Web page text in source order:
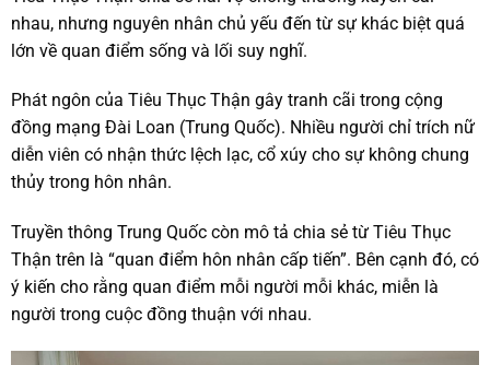
nhau, nhưng nguyên nhân chủ yếu đến từ sự khác biệt quá
lớn về quan điểm sống và lối suy nghĩ.
Phát ngôn của Tiêu Thục Thận gây tranh cãi trong cộng
đồng mạng Đài Loan (Trung Quốc). Nhiều người chỉ trích nữ
diễn viên có nhận thức lệch lạc, cổ xúy cho sự không chung
thủy trong hôn nhân.
Truyền thông Trung Quốc còn mô tả chia sẻ từ Tiêu Thục
Thận trên là “quan điểm hôn nhân cấp tiến”. Bên cạnh đó, có
ý kiến cho rằng quan điểm mỗi người mỗi khác, miễn là
người trong cuộc đồng thuận với nhau.